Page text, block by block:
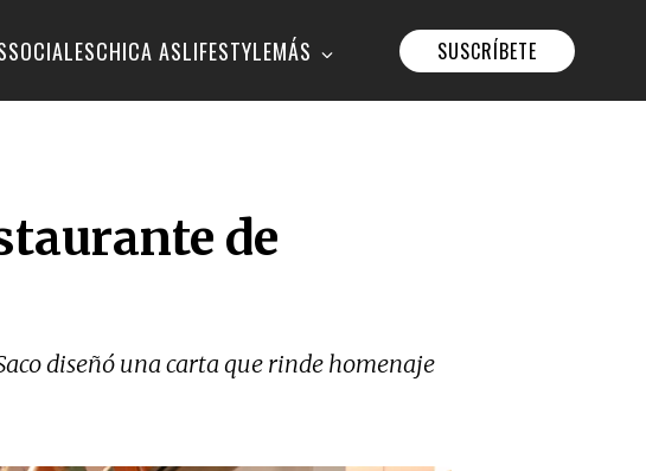
SOCIALESCHICA ASLIFESTYLEMÁS SUSCRÍBETE
de
diseñó una carta que rinde homenaje